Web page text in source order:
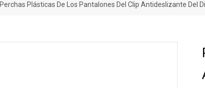
Perchas Plásticas De Los Pantalones Del Clip Antideslizante Del